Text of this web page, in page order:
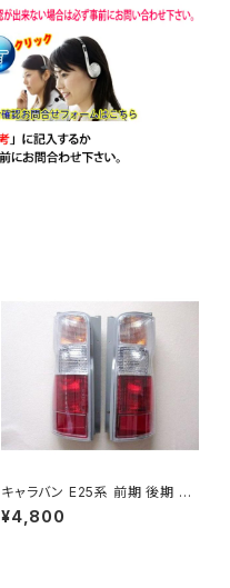
キャラバン E25系 前期 後期 テ
ールランプ 純正タイプ バルブ付
テールランプ 左右 SON-1
¥4,800